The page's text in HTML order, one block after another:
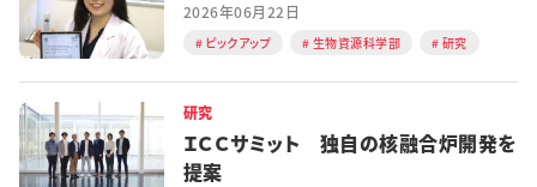
2026年06月22日
ピックアップ 生物資源科学部 研究
研究
ＩＣＣサミット 独自の核融合炉開発を
提案